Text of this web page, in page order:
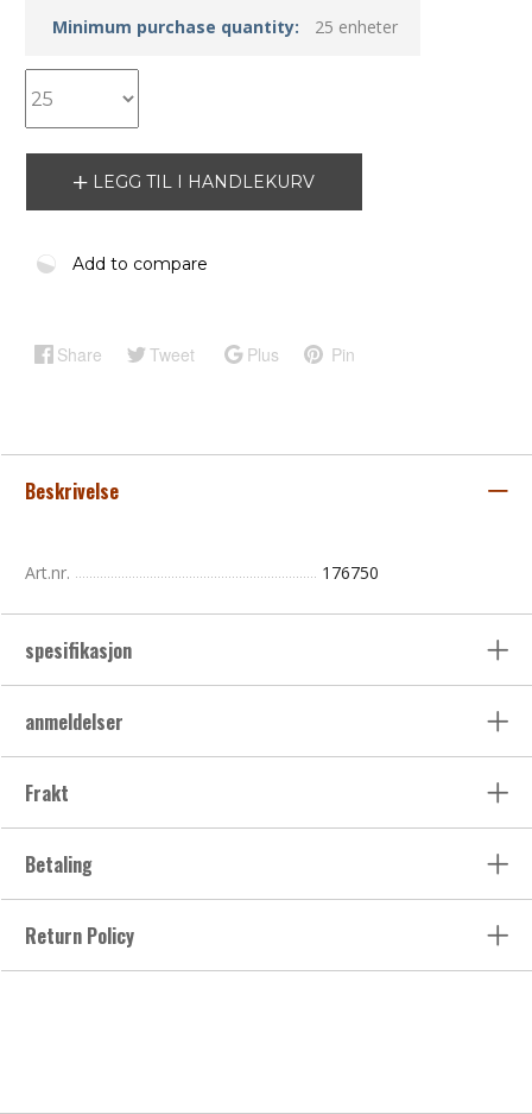
Minimum purchase quantity: 25 enheter
LEGG TIL I HANDLEKURV
Add to compare
Share Tweet Plus Pin
Beskrivelse
Art.nr. 176750
spesifikasjon
anmeldelser
Frakt
Betaling
Return Policy